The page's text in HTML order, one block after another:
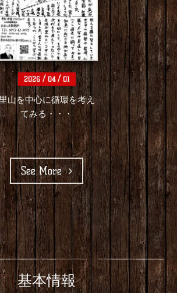
2026/04/ 01
里山を中心に循環を考え
てみる・・・
See More
基本情報